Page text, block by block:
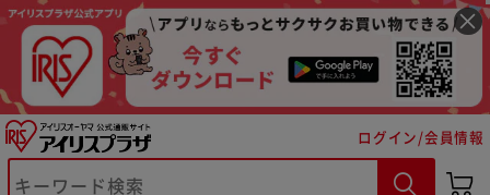
ログイン/会員情報